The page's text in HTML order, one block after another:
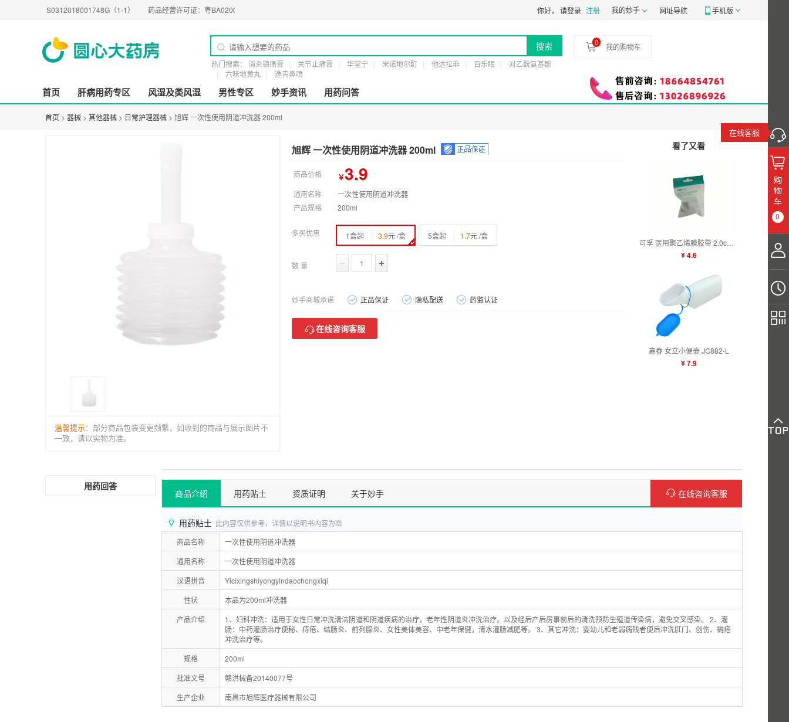
S0312018001748G（1-1） 药品经营许可证：粤BA0200274 医疗器械经营许可证： 粤穗食药监械经营备20191807号 食品经营许可证：JY14401030058197
你好， 请登录 注册 我的妙手 网址导航 手机版
搜索
热门搜索： 消炎镇痛膏 关节止痛膏 华堂宁 米诺地尔酊 他达拉非 百乐眠
对乙酰氨基酚
六味地黄丸
逸青鼻喷
0 我的购物车
首页 肝病用药专区 风湿及类风湿 男性专区 妙手资讯 用药问答
在线客服
0
首页 > 器械 > 其他器械 > 日常护理器械 > 旭辉 一次性使用阴道冲洗器 200ml
温馨提示：部分商品包装变更频繁，如收到的商品与展示图片不
一致，请以实物为准。
旭辉 一次性使用阴道冲洗器 200ml
商品价格 ￥3.9
通用名称
一次性使用阴道冲洗器
产品规格
200ml
多买优惠 1盒起 3.9元 /盒 5盒起 1.7元 /盒
数 量
妙手商城承诺 正品保证 隐私配送 药监认证
在线咨询客服
看了又看
¥ 4.6
嘉春 女立小便壶 JC882-L
¥ 7.9
用药回答
商品介绍 用药贴士 资质证明 关于妙手 在线咨询客服
用药贴士 此内容仅供参考，详情以说明书内容为准
商品名称
一次性使用阴道冲洗器
通用名称
一次性使用阴道冲洗器
汉语拼音
Yicixingshiyongyindaochongxiqi
性状
本品为200ml冲洗器
产品介绍
1、妇科冲洗：适用于女性日常冲洗清洁阴道和阴道疾病的治疗，老年性阴道炎冲洗治疗。以及经后产后房事前后的清洗预防生殖道传染病，避免交叉感染。 2、灌
肠：中药灌肠治疗便秘、痔疮、结肠炎、前列腺炎、女性美体美容、中老年保健，清水灌肠减肥等。 3、其它冲洗：婴幼儿和老弱病残者便后冲洗肛门、创伤、褥疮
冲洗治疗等。
规格
200ml
批准文号
赣洪械备20140077号
生产企业
南昌市旭辉医疗器械有限公司